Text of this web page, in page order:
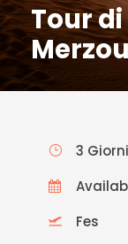
Tour di
3
Fes